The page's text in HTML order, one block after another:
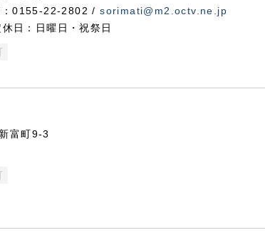
：0155-22-2802 /sorimati@m2.octv.ne.jp
日：日曜日・祝祭日
富町9-3